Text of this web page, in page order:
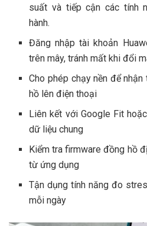
suất và tiếp cận các tính
hành.
Đăng nhập tài khoản
trên mây, tránh mất khi đổi
Cho phép chạy nền để
hồ lên điện thoại
Liên kết với Google Fit
dữ liệu chung
Kiểm tra firmware đồng hồ
từ ứng dụng
Tận dụng tính năng đo
mỗi ngày